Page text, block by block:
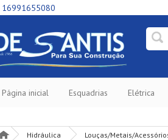
16991655080
Página inicial Esquadrias Elétrica
Hidráulica Louças/Metais/